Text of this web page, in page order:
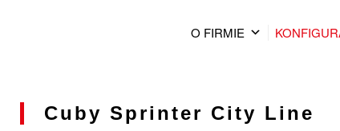
O FIRMIE
Cuby Sprinter City Line